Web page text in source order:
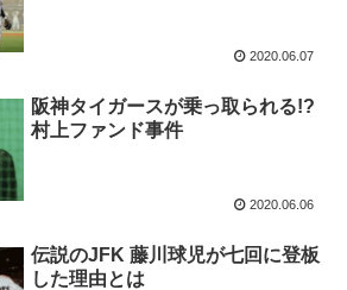
2020.06.07
阪神タイガースが乗っ取られる!?
村上ファンド事件
2020.06.06
伝説のJFK 藤川球児が七回に登板
した理由とは